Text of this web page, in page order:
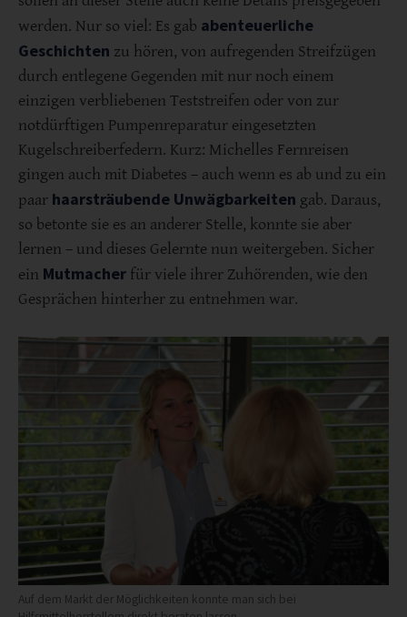
werden. Nur so viel: Es gab abenteuerliche
Geschichten zu hören, von aufregenden Streifzügen
durch entlegene Gegenden mit nur noch einem
einzigen verbliebenen Teststreifen oder von zur
notdürftigen Pumpenreparatur eingesetzten
Kugelschreiberfedern. Kurz: Michelles Fernreisen
gingen auch mit Diabetes – auch wenn es ab und zu ein
paar haarsträubende Unwägbarkeiten gab. Daraus,
so betonte sie es an anderer Stelle, konnte sie aber
lernen – und dieses Gelernte nun weitergeben. Sicher
ein Mutmacher für viele ihrer Zuhörenden, wie den
Gesprächen hinterher zu entnehmen war.
Auf dem Markt der Möglichkeiten konnte man sich bei